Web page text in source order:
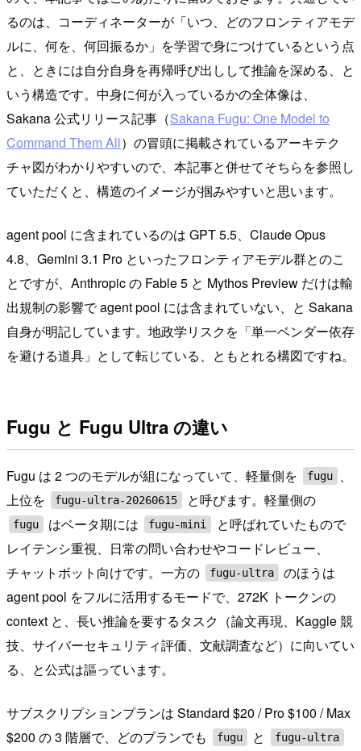
るのは、コーディネーターが「いつ、どのフロンティアモデ
ルに、何を、何回振るか」を学習で身につけているという点
と、ときには自分自身を再帰呼び出しして推論を深める、と
いう構造です。中身に何が入っているかの全体像は、
Sakana 公式リリース記事（Sakana Fugu: One Model to
Command Them All）の冒頭に掲載されているアーキテク
チャ図がわかりやすいので、本記事と併せてそちらを参照し
ていただくと、構造のイメージが掴みやすいと思います。
agent pool に含まれているのは GPT 5.5、Claude Opus
4.8、Gemini 3.1 Pro といったフロンティアモデル群とのこ
とですが、Anthropic の Fable 5 と Mythos Preview だけは輸
出規制の影響で agent pool には含まれていない、と Sakana
自身が明記しています。地政学リスクを「単一ベンダー依存
を避ける道具」として転じている、ともとれる構図ですね。
Fugu と Fugu Ultra の違い
Fugu は 2 つのモデルが組になっていて、軽量側を fugu
、
上位を
fugu-ultra-20260615 と呼びます。軽量側の
fugu はベータ期には fugu-mini
と呼ばれていたもので
レイテンシ重視、日常の問い合わせやコードレビュー、
チャットボット向けです。一方の
fugu-ultra
のほうは
agent pool をフルに活用するモードで、272K トークンの
context と、長い推論を要するタスク（論文再現、Kaggle 競
技、サイバーセキュリティ評価、文献調査など）に向いてい
る、と公式は謳っています。
サブスクリプションプランは Standard $20 / Pro $100 / Max
$200 の 3 階層で、どのプランでも
fugu と fugu-ultra